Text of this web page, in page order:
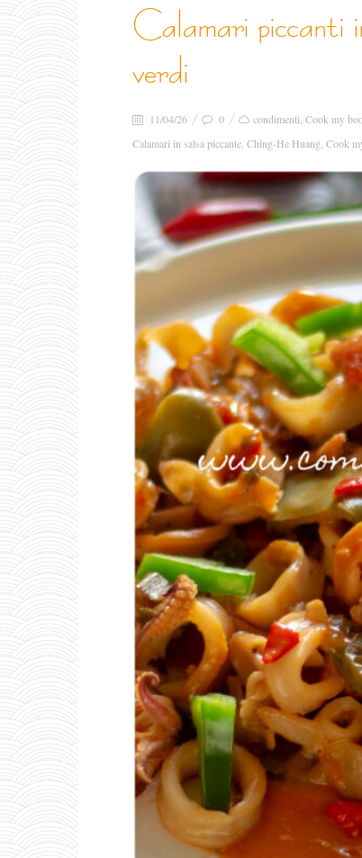
calamari piccanti in salsa di ostriche con peperoni
verdi
11/04/26 0 condimenti Cook my
Calamari in salsa piccante Ching-He Huang Cook